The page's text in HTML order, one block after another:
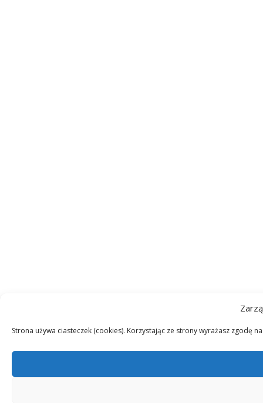
Strona używa ciasteczek (cookies). Korzystając ze strony wyrażasz zgodę